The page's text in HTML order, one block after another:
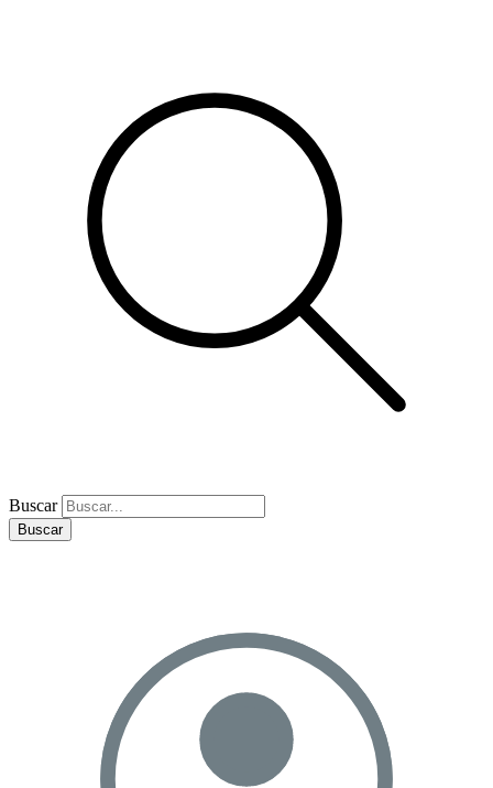
Buscar
Buscar